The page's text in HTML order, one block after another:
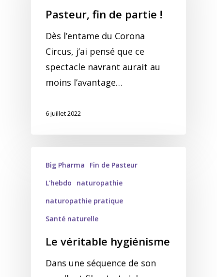
Pasteur, fin de partie !
Dès l’entame du Corona
Circus, j’ai pensé que ce
spectacle navrant aurait au
moins l’avantage…
6 juillet 2022
Big Pharma
Fin de Pasteur
L'hebdo
naturopathie
naturopathie pratique
Santé naturelle
Le véritable hygiénisme
Dans une séquence de son